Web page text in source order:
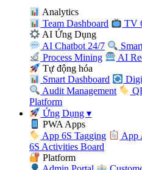
Analytics
Team Dashboard
TV
AI Ứng Dụng
AI Chatbot 24/7
Process Mining
AI
Tự động hóa
Smart Dashboard
Audit Management
Platform
Ứng Dụng▾
PWA Apps
App 6S Tagging
App
6S Activities Board
Platform